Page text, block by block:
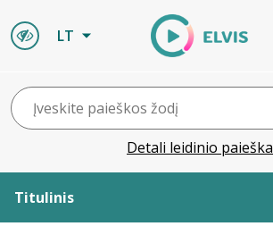
LT
Detali leidinio paieška
Titulinis